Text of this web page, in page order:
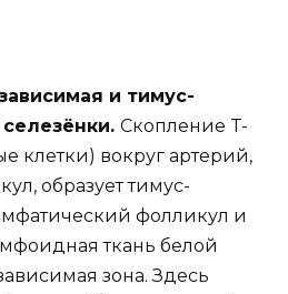
и тимус-
Скопление T-
клетки) вокруг артерий,
образует тимус-
фолликул и
ткань белой
зона. Здесь